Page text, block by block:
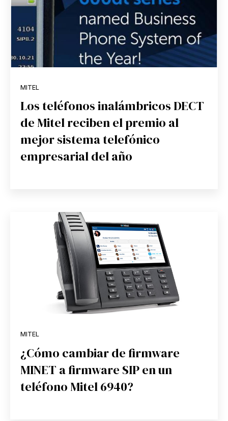
MITEL
Los teléfonos inalámbricos DECT
de Mitel reciben el premio al
mejor sistema telefónico
empresarial del año
MITEL
¿Cómo cambiar de firmware
MINET a firmware SIP en un
teléfono Mitel 6940?